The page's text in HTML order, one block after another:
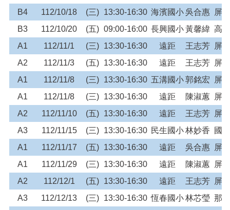
B4
112/10/18 (三) 13:30-16:30 海濱國小吳合惠 屏
B3
112/10/20 (五) 09:00-16:00 長興國小黃馨緯 高
A1
112/11/1 (三) 13:30-16:30 遠距 王志芳 屏
A2
112/11/3 (五) 13:30-16:30 遠距 王志芳 屏
A1
112/11/8 (三) 13:30-16:30 五溝國小郭銘宏
屏
A1
112/11/8 (三) 13:30-16:30 遠距 陳淑蕙 屏
A2
112/11/10 (五) 13:30-16:30 遠距 王志芳 屏
A3
112/11/15 (三) 13:30-16:30 民生國小林妙香
國
A1
112/11/17 (五) 13:30-16:30 遠距 吳合惠 屏
A1
112/11/29 (三) 13:30-16:30 遠距 陳淑蕙 屏
A2
112/12/1 (五) 13:30-16:30 遠距 王志芳 屏
A3
112/12/13 (三) 13:30-16:30 恆春國小林芯瑩 那